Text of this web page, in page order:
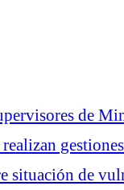
de
situación de